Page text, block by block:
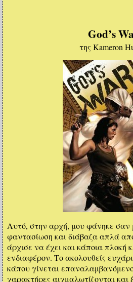
God’s
της Kameron
Αυτό, στην αρχή, μου φάνηκε σαν
φαντασίωση και διάβαζα απλά
άρχισε να έχει και κάποια πλοκή
ενδιαφέρον. Το ακολουθείς
κάπου γίνεται
χαρακτήρες αιχμαλωτίζονται και